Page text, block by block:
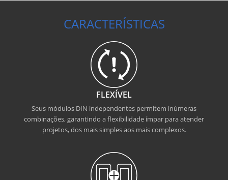
CARACTERÍSTICAS
FLEXÍVEL
Seus módulos DIN independentes permitem inúmeras
combinações, garantindo a flexibilidade ímpar para atender
projetos, dos mais simples aos mais complexos.